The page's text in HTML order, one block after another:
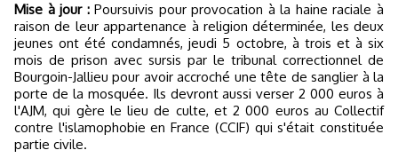
Mise à jour :Poursuivis pour provocation à la haine raciale à
raison de leur appartenance à religion déterminée, les deux
jeunes ont été condamnés, jeudi 5 octobre, à trois et à six
mois de prison avec sursis par le tribunal correctionnel de
Bourgoin-Jallieu pour avoir accroché une tête de sanglier à la
porte de la mosquée. Ils devront aussi verser 2 000 euros à
l'AJM, qui gère le lieu de culte, et 2 000 euros au Collectif
contre l'islamophobie en France (CCIF) qui s'était constituée
partie civile.